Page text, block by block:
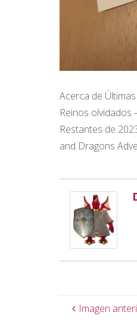
Acerca de
Reinos olvidados
Restantes de
and Dragons
Imagen